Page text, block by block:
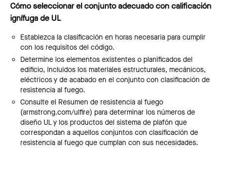
Cómo seleccionar el conjunto adecuado con calificación
ignífuga de UL
Establezca la clasificación en horas necesaria para cumplir
con los requisitos del código.
Determine los elementos existentes o planificados del
edificio, incluidos los materiales estructurales, mecánicos,
eléctricos y de acabado en el conjunto con clasificación de
resistencia al fuego.
Consulte el Resumen de resistencia al fuego
(armstrong.com/ulfire) para determinar los números de
diseño UL y los productos del sistema de plafón que
correspondan a aquellos conjuntos con clasificación de
resistencia al fuego que cumplan con sus necesidades.